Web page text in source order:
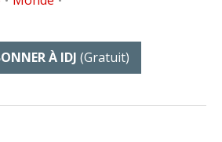
À IDJ (gratuit)